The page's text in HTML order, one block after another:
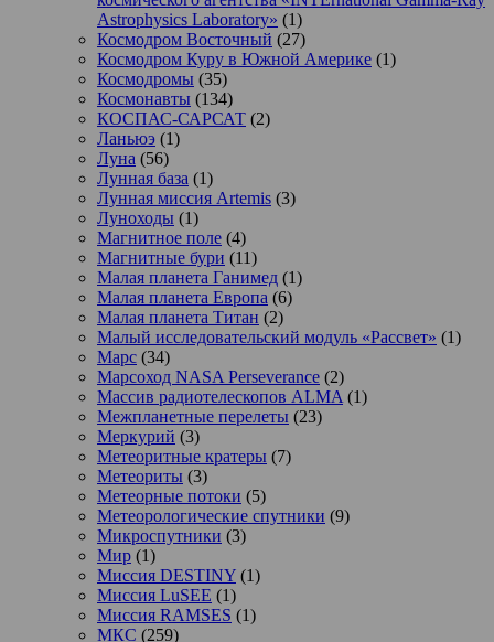
Astrophysics Laboratory» (1)
Космодром Восточный (27)
Космодром Куру в Южной Америке (1)
Космодромы (35)
Космонавты (134)
КОСПАС-САРСАТ (2)
Ланьюэ (1)
Луна (56)
Лунная база (1)
Лунная миссия Artemis (3)
Луноходы (1)
Магнитное поле (4)
Магнитные бури (11)
Малая планета Ганимед (1)
Малая планета Европа (6)
Малая планета Титан (2)
Малый исследовательский модуль «Рассвет» (1)
Марс (34)
Марсоход NASA Perseverance (2)
Массив радиотелескопов ALMA (1)
Межпланетные перелеты (23)
Меркурий (3)
Метеоритные кратеры (7)
Метеориты (3)
Метеорные потоки (5)
Метеорологические спутники (9)
Микроспутники (3)
Мир (1)
Миссия DESTINY (1)
Миссия LuSEE (1)
Миссия RAMSES (1)
МКС (259)